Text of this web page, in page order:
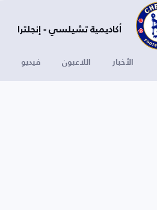
أكاديمية تشيلسي - إنجلترا
الأخبار اللاعبون فيديو